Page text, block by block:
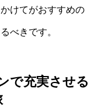
けてがおすすめの
べきです。
で充実させる